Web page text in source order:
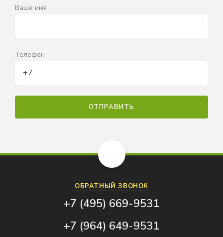
Ваше имя
Телефон
ОБРАТНЫЙ ЗВОНОК
+7 (495) 669-9531
+7 (964) 649-9531